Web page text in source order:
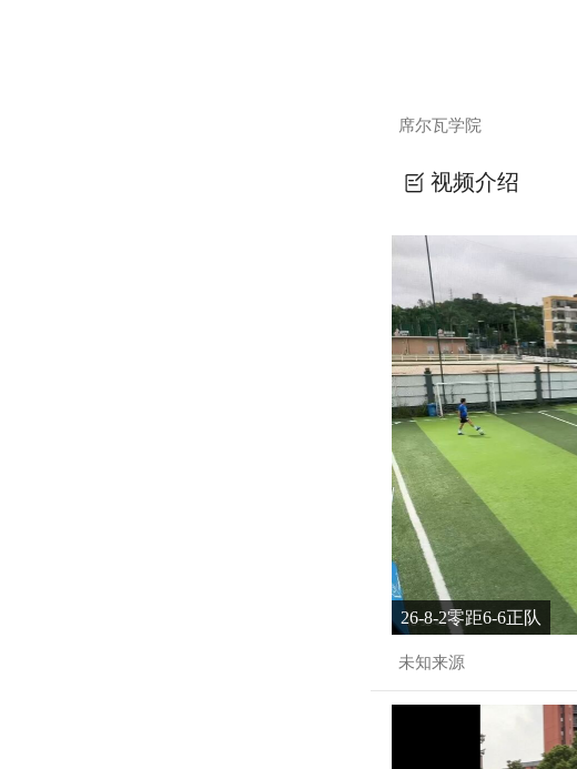
席尔瓦学院
视频介绍
26-8-2零距6-6正队
未知来源